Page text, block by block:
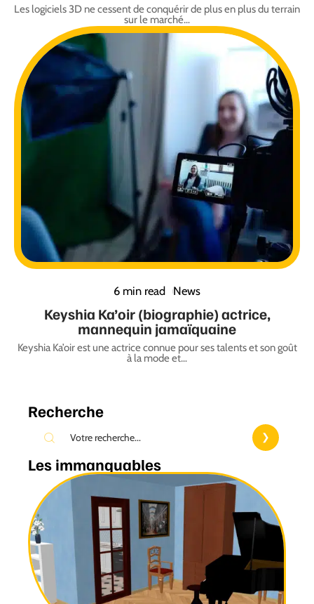
Les logiciels 3D ne cessent de conquérir de plus en plus du terrain
sur le marché…
6 min read News
Keyshia Ka’oir (biographie) actrice,
mannequin jamaïquaine
Keyshia Ka’oir est une actrice connue pour ses talents et son goût
à la mode et…
Recherche
Les immanquables